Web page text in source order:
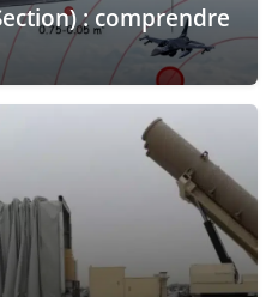
: comprendre